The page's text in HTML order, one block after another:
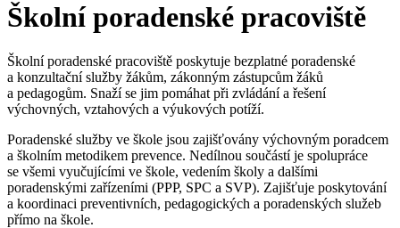
Školní poradenské pracoviště
Školní poradenské pracoviště poskytuje bezplatné poradenské
a konzultační služby žákům, zákonným zástupcům žáků
a pedagogům. Snaží se jim pomáhat při zvládání a řešení
výchovných, vztahových a výukových potíží.
Poradenské služby ve škole jsou zajišťovány výchovným poradcem
a školním metodikem prevence. Nedílnou součástí je spolupráce
se všemi vyučujícími ve škole, vedením školy a dalšími
poradenskými zařízeními (PPP, SPC a SVP). Zajišťuje poskytování
a koordinaci preventivních, pedagogických a poradenských služeb
přímo na škole.